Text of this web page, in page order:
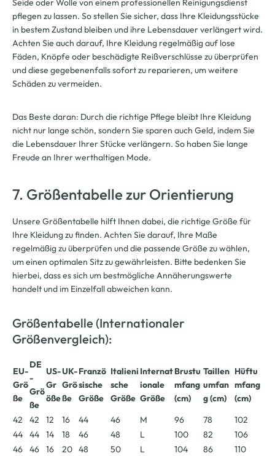
Seide oder Wolle von einem professionellen Reinigungsdienst
pflegen zu lassen. So stellen Sie sicher, dass Ihre Kleidungsstücke
in bestem Zustand bleiben und ihre Lebensdauer verlängert wird.
Achten Sie auch darauf, Ihre Kleidung regelmäßig auf lose
Fäden, Knöpfe oder beschädigte Reißverschlüsse zu überprüfen
und diese gegebenenfalls sofort zu reparieren, um weitere
Schäden zu vermeiden.
Das Beste daran: Durch die richtige Pflege bleibt Ihre Kleidung
nicht nur lange schön, sondern Sie sparen auch Geld, indem Sie
die Lebensdauer Ihrer Stücke verlängern. So haben Sie lange
Freude an Ihrer werthaltigen Mode.
7. Größentabelle zur Orientierung
Unsere Größentabelle hilft Ihnen dabei, die richtige Größe für
Ihre Kleidung zu finden. Achten Sie darauf, Ihre Maße
regelmäßig zu überprüfen und die passende Größe zu wählen,
um einen optimalen Sitz zu gewährleisten. Bitte bedenken Sie
hierbei, dass es sich um bestmögliche Annäherungswerte
handelt und im Einzelfall abweichen kann.
Größentabelle (Internationaler
Größenvergleich):
EU-
Grö
ße
DE
-
Grö
ße
US-
Gr
öße
UK-
Grö
ße
Franzö
sische
Größe
Italieni
sche
Größe
Internat
ionale
Größe
Brustu
mfang
(cm)
Taillen
umfan
g (cm)
Hüftu
mfang
(cm)
42
42 12 16 44 46 M 96 78
102
44
44 14 18 46 48 L 100 82
106
46
46 16 20 48 50 L 104 86
110